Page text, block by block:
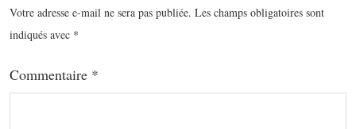
Votre adresse e-mail ne sera pas publiée. Les champs obligatoires sont
indiqués avec *
Commentaire *